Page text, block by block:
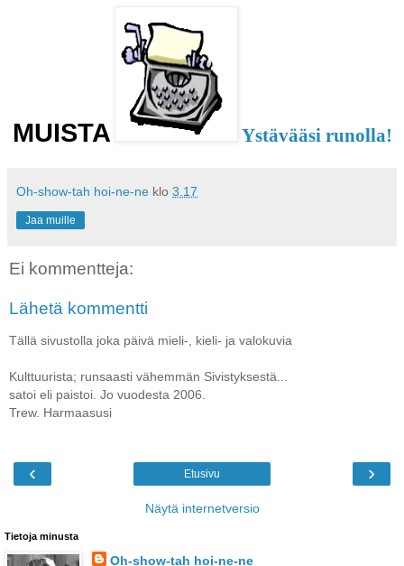
MUISTA Ystävääsi runolla!
Oh-show-tah hoi-ne-ne klo 3.17
Jaa muille
Ei kommentteja:
Lähetä kommentti
Tällä sivustolla joka päivä mieli-, kieli- ja valokuvia
Kulttuurista; runsaasti vähemmän Sivistyksestä...
satoi eli paistoi. Jo vuodesta 2006.
Trew. Harmaasusi
‹ ›
Etusivu
Näytä internetversio
Tietoja minusta
Oh-show-tah hoi-ne-ne